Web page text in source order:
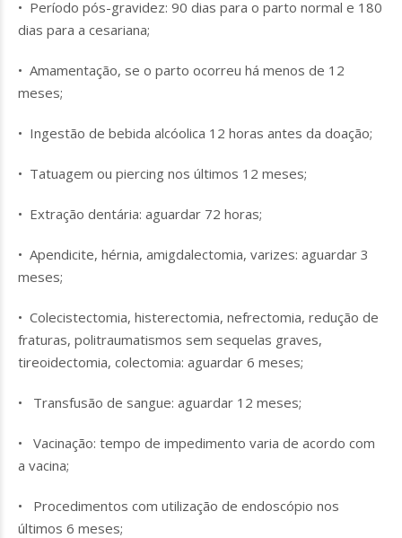
• Período pós-gravidez: 90 dias para o parto normal e 180
dias para a cesariana;
• Amamentação, se o parto ocorreu há menos de 12
meses;
• Ingestão de bebida alcóolica 12 horas antes da doação;
• Tatuagem ou piercing nos últimos 12 meses;
• Extração dentária: aguardar 72 horas;
• Apendicite, hérnia, amigdalectomia, varizes: aguardar 3
meses;
• Colecistectomia, histerectomia, nefrectomia, redução de
fraturas, politraumatismos sem sequelas graves,
tireoidectomia, colectomia: aguardar 6 meses;
• Transfusão de sangue: aguardar 12 meses;
• Vacinação: tempo de impedimento varia de acordo com
a vacina;
• Procedimentos com utilização de endoscópio nos
últimos 6 meses;